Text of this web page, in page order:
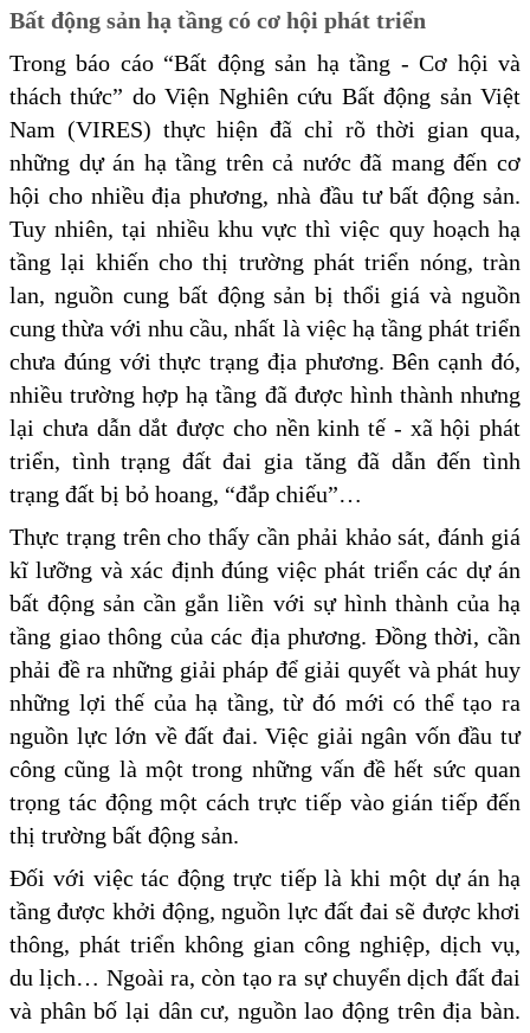
Bất động sản hạ tầng có cơ hội phát triển
Trong báo cáo “Bất động sản hạ tầng - Cơ hội và
thách thức” do Viện Nghiên cứu Bất động sản Việt
Nam (VIRES) thực hiện đã chỉ rõ thời gian qua,
những dự án hạ tầng trên cả nước đã mang đến cơ
hội cho nhiều địa phương, nhà đầu tư bất động sản.
Tuy nhiên, tại nhiều khu vực thì việc quy hoạch hạ
tầng lại khiến cho thị trường phát triển nóng, tràn
lan, nguồn cung bất động sản bị thổi giá và nguồn
cung thừa với nhu cầu, nhất là việc hạ tầng phát triển
chưa đúng với thực trạng địa phương. Bên cạnh đó,
nhiều trường hợp hạ tầng đã được hình thành nhưng
lại chưa dẫn dắt được cho nền kinh tế - xã hội phát
triển, tình trạng đất đai gia tăng đã dẫn đến tình
trạng đất bị bỏ hoang, “đắp chiếu”…
Thực trạng trên cho thấy cần phải khảo sát, đánh giá
kĩ lưỡng và xác định đúng việc phát triển các dự án
bất động sản cần gắn liền với sự hình thành của hạ
tầng giao thông của các địa phương. Đồng thời, cần
phải đề ra những giải pháp để giải quyết và phát huy
những lợi thế của hạ tầng, từ đó mới có thể tạo ra
nguồn lực lớn về đất đai. Việc giải ngân vốn đầu tư
công cũng là một trong những vấn đề hết sức quan
trọng tác động một cách trực tiếp vào gián tiếp đến
thị trường bất động sản.
Đối với việc tác động trực tiếp là khi một dự án hạ
tầng được khởi động, nguồn lực đất đai sẽ được khơi
thông, phát triển không gian công nghiệp, dịch vụ,
du lịch… Ngoài ra, còn tạo ra sự chuyển dịch đất đai
và phân bố lại dân cư, nguồn lao động trên địa bàn.